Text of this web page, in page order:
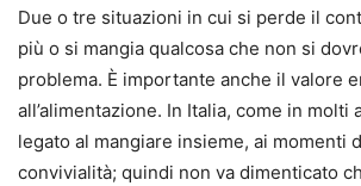
Due o tre situazioni in cui si perde il
più o si mangia qualcosa che non si
problema. È importante anche il valore
all’alimentazione. In Italia, come in molti
legato al mangiare insieme, ai momenti
convivialità; quindi non va dimenticato